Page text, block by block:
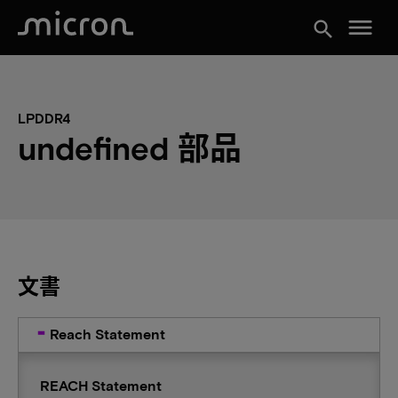
search menu
LPDDR4
undefined 部品
文書
Reach Statement
REACH Statement